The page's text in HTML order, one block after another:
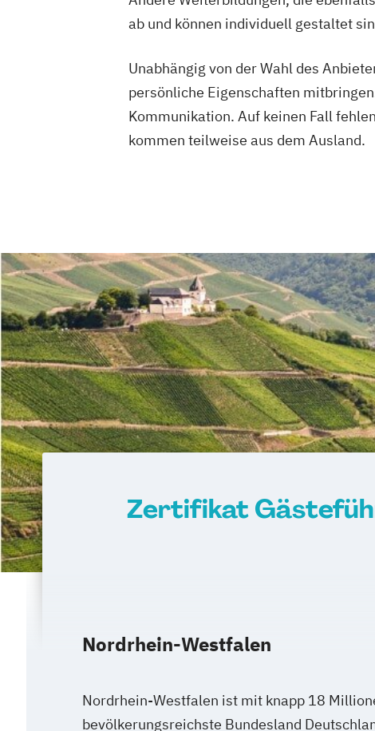
ab und können individuell gestaltet
Unabhängig von der Wahl des
persönliche Eigenschaften
Kommunikation. Auf keinen Fall
kommen teilweise aus dem Ausland.
Zertifikat
Nordrhein-Westfalen
Nordrhein-Westfalen ist mit knapp 18
bevölkerungsreichste Bundesland